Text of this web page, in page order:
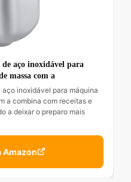
aço inoxidável para
massa com a
inoxidável para máquina
a combina com receitas e
a deixar o preparo mais
Amazon